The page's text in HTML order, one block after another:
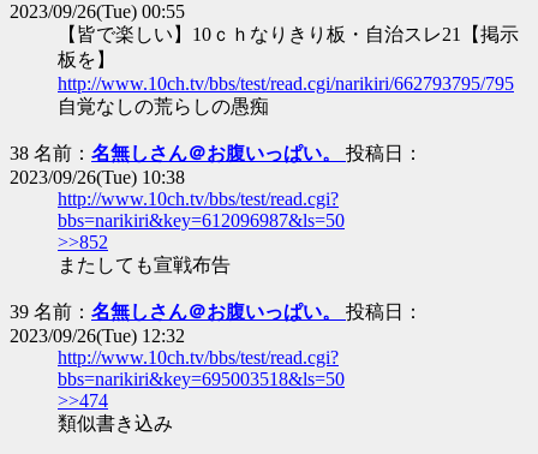
2023/09/26(Tue) 00:55
【皆で楽しい】10ｃｈなりきり板・自治スレ21【掲示
板を】
http://www.10ch.tv/bbs/test/read.cgi/narikiri/662793795/795
自覚なしの荒らしの愚痴
38 名前： 名無しさん＠お腹いっぱい。 投稿日：
2023/09/26(Tue) 10:38
http://www.10ch.tv/bbs/test/read.cgi?
bbs=narikiri&key=612096987&ls=50
>>852
またしても宣戦布告
39 名前： 名無しさん＠お腹いっぱい。 投稿日：
2023/09/26(Tue) 12:32
http://www.10ch.tv/bbs/test/read.cgi?
bbs=narikiri&key=695003518&ls=50
>>474
類似書き込み